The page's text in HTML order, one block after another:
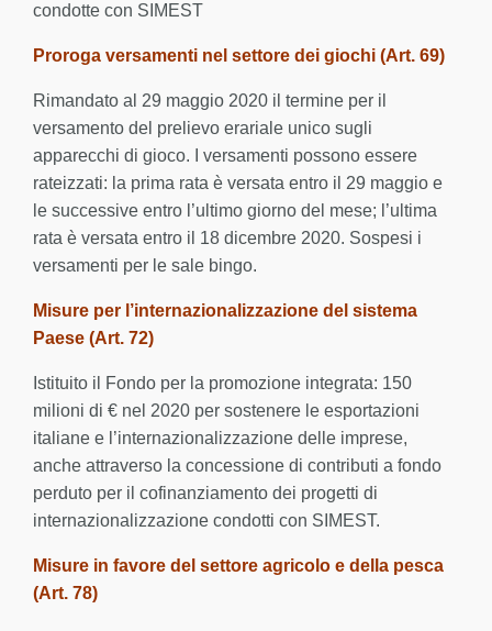
condotte con SIMEST
Proroga versamenti nel settore dei giochi (Art. 69)
Rimandato al 29 maggio 2020 il termine per il
versamento del prelievo erariale unico sugli
apparecchi di gioco. I versamenti possono essere
rateizzati: la prima rata è versata entro il 29 maggio e
le successive entro l’ultimo giorno del mese; l’ultima
rata è versata entro il 18 dicembre 2020. Sospesi i
versamenti per le sale bingo.
Misure per l’internazionalizzazione del sistema
Paese (Art. 72)
Istituito il Fondo per la promozione integrata: 150
milioni di € nel 2020 per sostenere le esportazioni
italiane e l’internazionalizzazione delle imprese,
anche attraverso la concessione di contributi a fondo
perduto per il cofinanziamento dei progetti di
internazionalizzazione condotti con SIMEST.
Misure in favore del settore agricolo e della pesca
(Art. 78)